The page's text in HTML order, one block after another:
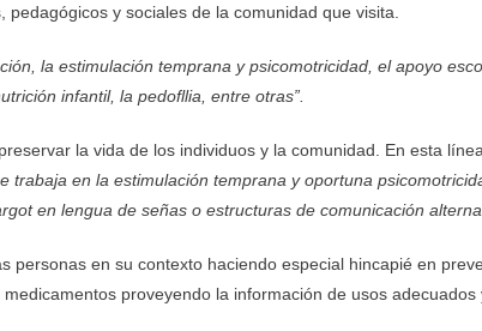
y sociales de la comunidad que visita.
la estimulación temprana y psicomotricidad, el apoyo
infantil, la pedofllia, entre otras”.
la vida de los individuos y la comunidad. En esta
en la estimulación temprana y oportuna
en lengua de señas o estructuras de comunicación
en su contexto haciendo especial hincapié en
proveyendo la información de usos